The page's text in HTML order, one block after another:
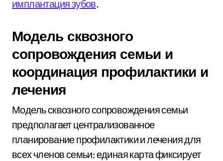
имплантация зубов.
Модель сквозного
сопровождения семьи и
координация профилактики и
лечения
Модель сквозного сопровождения семьи
предполагает централизованное
планирование профилактики и лечения для
всех членов семьи: единая карта фиксирует